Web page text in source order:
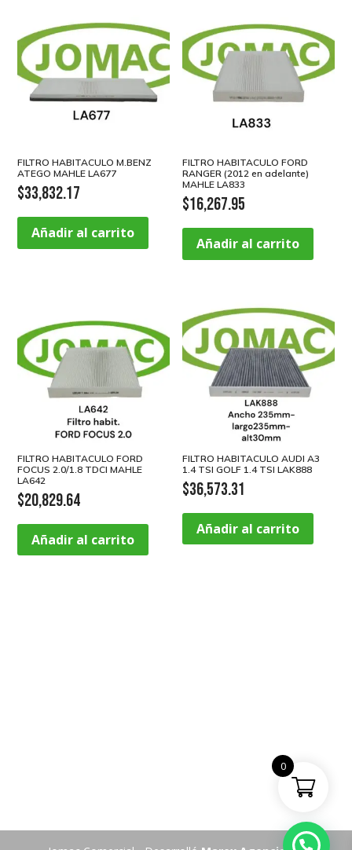
FILTRO HABITACULO M.BENZ
ATEGO MAHLE LA677
$33,832.17
Añadir al carrito
FILTRO HABITACULO FORD
RANGER (2012 en adelante)
MAHLE LA833
$16,267.95
Añadir al carrito
FILTRO HABITACULO FORD
FOCUS 2.0/1.8 TDCI MAHLE
LA642
$20,829.64
Añadir al carrito
FILTRO HABITACULO AUDI A3
1.4 TSI GOLF 1.4 TSI LAK888
$36,573.31
Añadir al carrito
0